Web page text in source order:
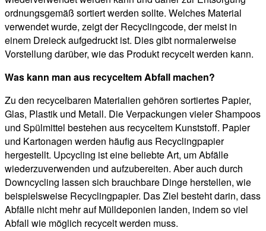
ordnungsgemäß sortiert werden sollte. Welches Material
verwendet wurde, zeigt der Recyclingcode, der meist in
einem Dreieck aufgedruckt ist. Dies gibt normalerweise
Vorstellung darüber, wie das Produkt recycelt werden kann.
Was kann man aus recyceltem Abfall machen?
Zu den recycelbaren Materialien gehören sortiertes Papier,
Glas, Plastik und Metall. Die Verpackungen vieler Shampoos
und Spülmittel bestehen aus recyceltem Kunststoff. Papier
und Kartonagen werden häufig aus Recyclingpapier
hergestellt. Upcycling ist eine beliebte Art, um Abfälle
wiederzuverwenden und aufzubereiten. Aber auch durch
Downcycling lassen sich brauchbare Dinge herstellen, wie
beispielsweise Recyclingpapier. Das Ziel besteht darin, dass
Abfälle nicht mehr auf Mülldeponien landen, indem so viel
Abfall wie möglich recycelt werden muss.